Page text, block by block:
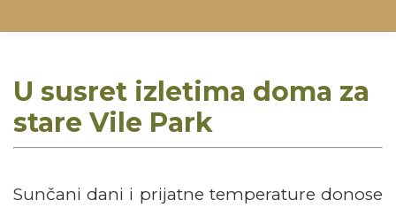
U susret izletima doma za
stare Vile Park
Sunčani dani i prijatne temperature donose